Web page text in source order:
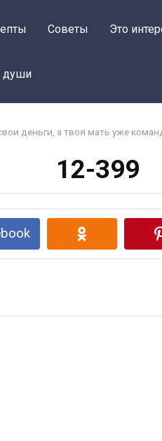
Советы Это
души
деньги, а твоя мать уже
12-399